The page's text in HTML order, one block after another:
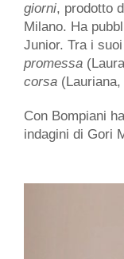
giorni, prodotto
Milano. Ha
Junior. Tra i
promessa
corsa (Lauriana,
Con Bompiani
indagini di Gori